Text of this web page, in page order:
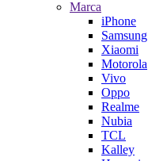
Marca
iPhone
Samsung
Xiaomi
Motorola
Vivo
Oppo
Realme
Nubia
TCL
Kalley